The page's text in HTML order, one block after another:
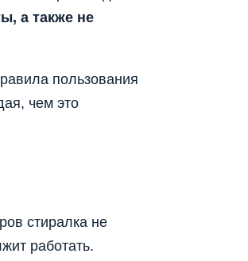
а также не
пользования
чем это
стиралка не
работать.